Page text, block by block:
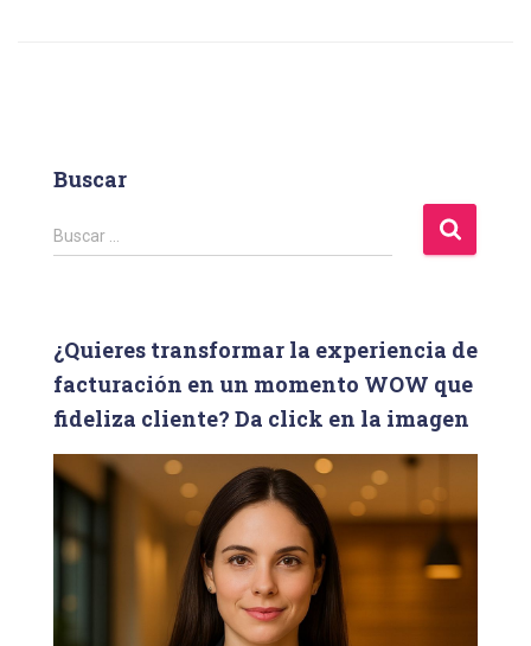
Buscar
B
u
r
:
Buscar …
¿Quieres transformar la experiencia de
facturación en un momento WOW que
fideliza cliente? Da click en la imagen